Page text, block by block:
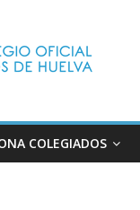
COLEGIADOS